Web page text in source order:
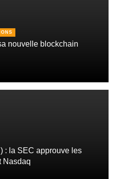
nouvelle blockchain
: la SEC approuve les
Nasdaq